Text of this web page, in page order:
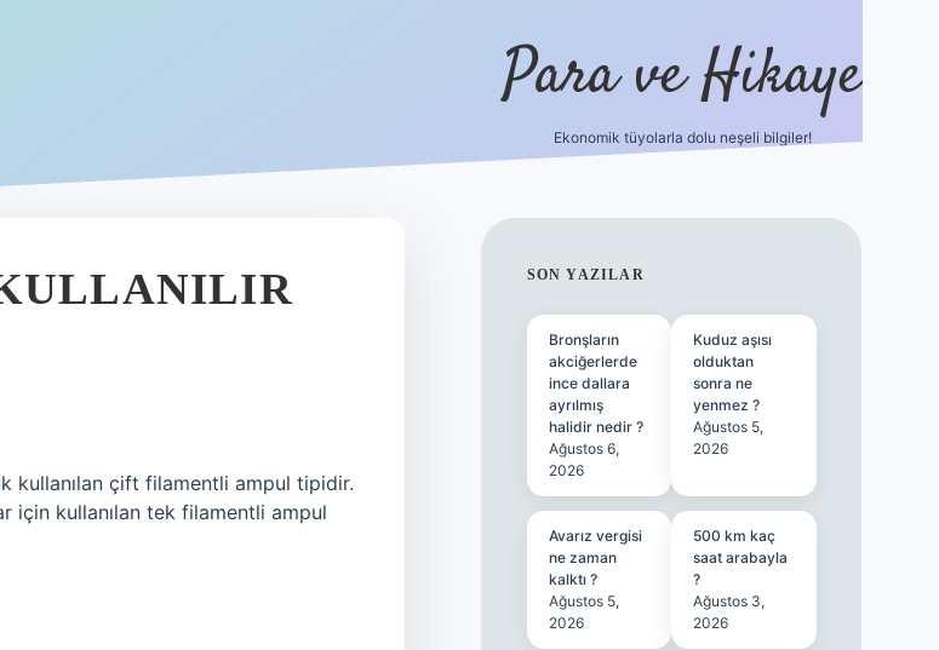
Para ve Hikaye
Ekonomik tüyolarla dolu neşeli bilgiler!
kullanılan çift filamentli ampul tipidir.
için kullanılan tek filamentli ampul
SIDEBAR
SON YAZILAR
Bronşların
akciğerlerde
ince dallara
ayrılmış
halidir nedir ?
Ağustos 6,
2026
Kuduz aşısı
olduktan
sonra ne
yenmez ?
Ağustos 5,
2026
Avarız vergisi
ne zaman
kalktı ?
Ağustos 5,
2026
500 km kaç
saat arabayla
?
Ağustos 3,
2026
hiltonbet giriş